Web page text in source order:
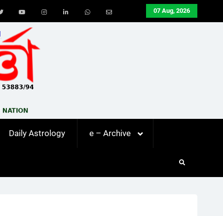
07 Aug, 2026
Youtube
Daily Astrology e – Archive